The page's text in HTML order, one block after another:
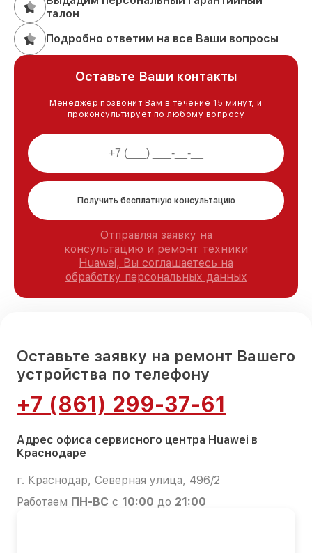
талон
Подробно ответим на все Ваши вопросы
Оставьте Ваши контакты
Менеджер позвонит Вам в течение 15 минут, и
проконсультирует по любому вопросу
Получить бесплатную консультацию
Отправляя заявку на
консультацию и ремонт техники
Huawei, Вы соглашаетесь на
обработку персональных данных
Оставьте заявку на ремонт Вашего
устройства по телефону
+7 (861) 299-37-61
Адрес офиса сервисного центра Huawei в
Краснодаре
г. Краснодар, Северная улица, 496/2
Работаем ПН-ВС с 10:00 до 21:00